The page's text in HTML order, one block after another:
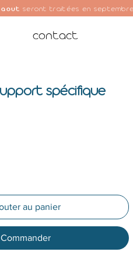
aout seront traitées en
contact
spécifique
au panier
Commander